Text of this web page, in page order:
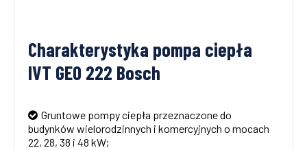
Charakterystyka pompa ciepła
IVT GEO 222 Bosch
Gruntowe pompy ciepła przeznaczone do
budynków wielorodzinnych i komercyjnych o mocach
22, 28, 38 i 48 kW;